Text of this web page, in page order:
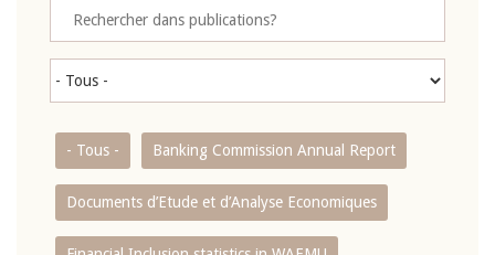
- Tous - Banking Commission Annual Report
Documents d’Etude et d’Analyse Economiques